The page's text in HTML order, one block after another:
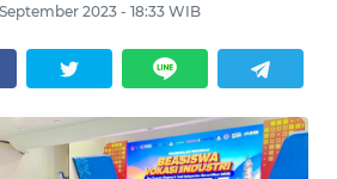
September 2023 - 18:33 WIB